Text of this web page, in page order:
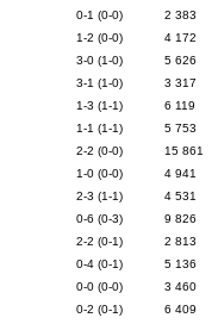
0-1 (0-0)
2 383
1-2 (0-0)
4 172
3-0 (1-0)
5 626
3-1 (1-0)
3 317
1-3 (1-1)
6 119
1-1 (1-1)
5 753
2-2 (0-0)
15 861
1-0 (0-0)
4 941
2-3 (1-1)
4 531
0-6 (0-3)
9 826
2-2 (0-1)
2 813
0-4 (0-1)
5 136
0-0 (0-0)
3 460
0-2 (0-1)
6 409